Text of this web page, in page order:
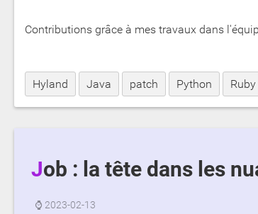
Contributions grâce à mes travaux dans
Hyland Java patch Python Ruby
Job : la tête dans les
⌚ 2023-02-13